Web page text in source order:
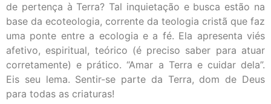
de pertença à Terra? Tal inquietação e busca estão na
base da ecoteologia, corrente da teologia cristã que faz
uma ponte entre a ecologia e a fé. Ela apresenta viés
afetivo, espiritual, teórico (é preciso saber para atuar
corretamente) e prático. “Amar a Terra e cuidar dela”.
Eis seu lema. Sentir-se parte da Terra, dom de Deus
para todas as criaturas!